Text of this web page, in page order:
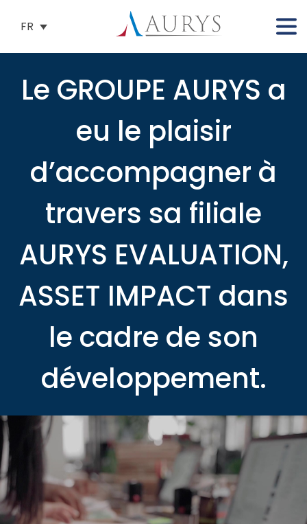
FR
Le GROUPE AURYS a
eu le plaisir
d’accompagner à
travers sa filiale
AURYS EVALUATION,
ASSET IMPACT dans
le cadre de son
développement.